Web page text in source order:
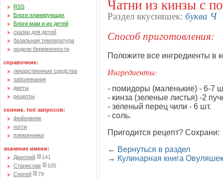
RSS
Блоги планирующих
Блоги мам и их детей
сказки для детей
базальная температура
недели беременности
справочник:
лекарственные средства
заболевания
диеты
рецепты
сонник. топ запросов:
фейерверк
ногти
племянники
значение имени:
Дмитрий
141
Станислав
105
Сергей
79
Чатни из кинзы с
Раздел вкусняшек: буква Ч
Способ приготовления:
Положите все ингредиенты в
Ингредиенты:
- помидоры (маленькие) - 6-7
- кинза (зеленые листья) -2
- зеленый перец чили - 6 шт.
- соль.
Пригодится рецепт? Сохрани:
← Вернуться в раздел
→ Кулинарная книга Овуляшек